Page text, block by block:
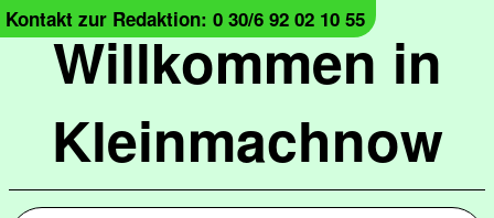
Willkommen in
Kleinmachnow
Kontakt zur Redaktion: 0 30/6 92 02 10 55